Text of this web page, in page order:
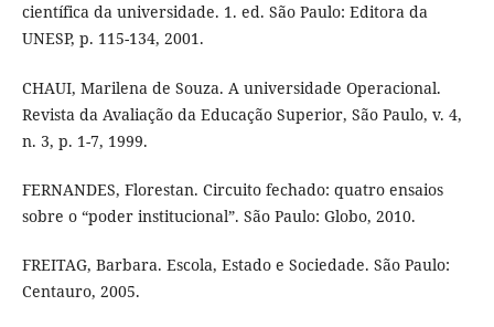
científica da universidade. 1. ed. São Paulo: Editora da
UNESP, p. 115-134, 2001.
CHAUI, Marilena de Souza. A universidade Operacional.
Revista da Avaliação da Educação Superior, São Paulo, v. 4,
n. 3, p. 1-7, 1999.
FERNANDES, Florestan. Circuito fechado: quatro ensaios
sobre o “poder institucional”. São Paulo: Globo, 2010.
FREITAG, Barbara. Escola, Estado e Sociedade. São Paulo:
Centauro, 2005.